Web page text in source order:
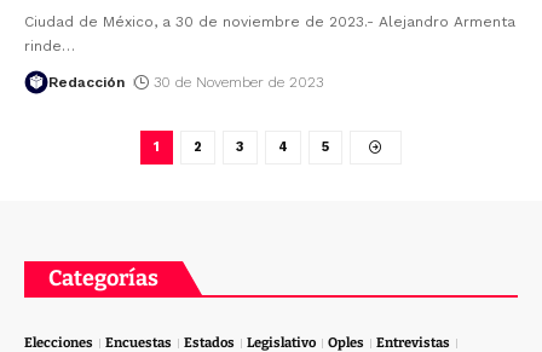
Ciudad de México, a 30 de noviembre de 2023.- Alejandro Armenta
rinde…
Redacción 30 de November de 2023
1 2 3 4 5
Categorías
Elecciones Encuestas Estados Legislativo Oples
Entrevistas